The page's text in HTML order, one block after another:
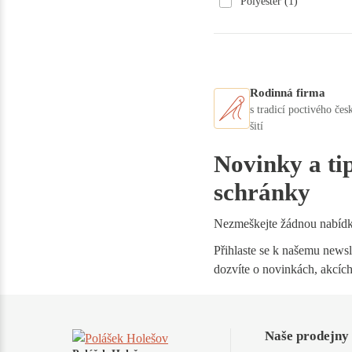
Rodinná firma
s tradicí poctivého
šití
Novinky a
schránky
Nezmeškejte žádnou
Přihlaste se k našemu
dozvíte o novinkách,
Naše prodejny